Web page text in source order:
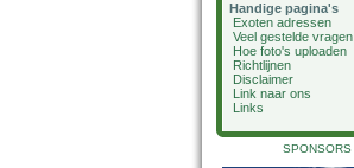
Handige pagina's
Exoten adressen
Veel gestelde vragen
Hoe foto's uploaden
Richtlijnen
Disclaimer
Link naar ons
Links
SPONSORS